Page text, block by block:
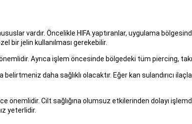
vardır. Öncelikle HIFA yaptıranlar, uygulama
bir jelin kullanılması gerekebilir.
Ayrıca işlem öncesinde bölgedeki tüm piercing,
daha sağlıklı olacaktır. Eğer kan sulandırıcı
önemlidir. Cilt sağlığına olumsuz etkilerinden dolayı
yeterlidir.